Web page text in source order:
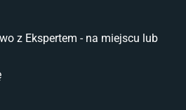
z Ekspertem - na miejscu lub